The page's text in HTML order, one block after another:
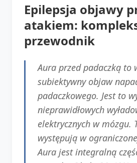
Epilepsja objawy
atakiem:
przewodnik
Aura przed padaczką to
subiektywny objaw
padaczkowego. Jest to
nieprawidłowych
elektrycznych w mózgu.
występują w
Aura jest integralną